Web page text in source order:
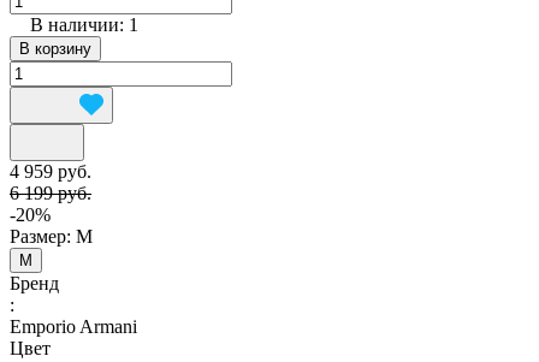
В наличии: 1
В корзину
4 959 руб.
6 199 руб.
-20%
Размер: M
M
Бренд
:
Emporio Armani
Цвет